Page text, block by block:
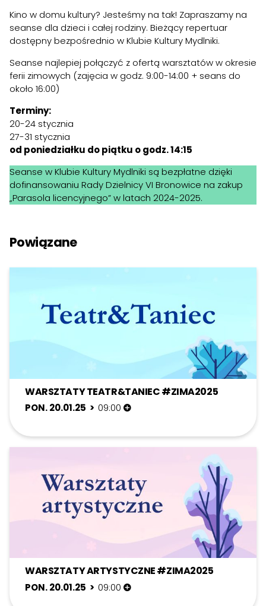
Kino w domu kultury? Jesteśmy na tak! Zapraszamy na
seanse dla dzieci i całej rodziny. Bieżący repertuar
dostępny bezpośrednio w Klubie Kultury Mydlniki.
Seanse najlepiej połączyć z ofertą warsztatów w okresie
ferii zimowych (zajęcia w godz. 9:00-14:00 + seans do
około 16:00)
Terminy:
20-24 stycznia
27-31 stycznia
od poniedziałku do piątku o godz. 14:15
Seanse w Klubie Kultury Mydlniki są bezpłatne dzięki
dofinansowaniu Rady Dzielnicy VI Bronowice na zakup
„Parasola licencyjnego” w latach 2024-2025.
Powiązane
WARSZTATY TEATR&TANIEC #ZIMA2025
PON. 20.01.25 > 09:00
WARSZTATY ARTYSTYCZNE #ZIMA2025
PON. 20.01.25 > 09:00